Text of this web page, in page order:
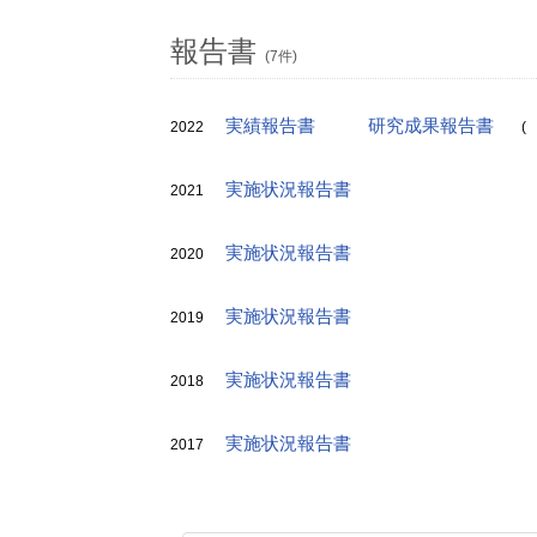
報告書 (7件)
2022 実績報告書 研究成果報告書 (
2021 実施状況報告書
2020 実施状況報告書
2019 実施状況報告書
2018 実施状況報告書
2017 実施状況報告書